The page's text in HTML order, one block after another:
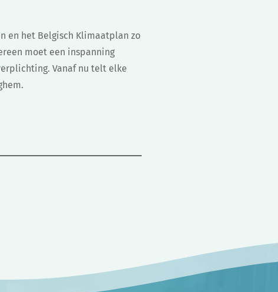
en het Belgisch Klimaatplan zo
moet een inspanning
Vanaf nu telt elke